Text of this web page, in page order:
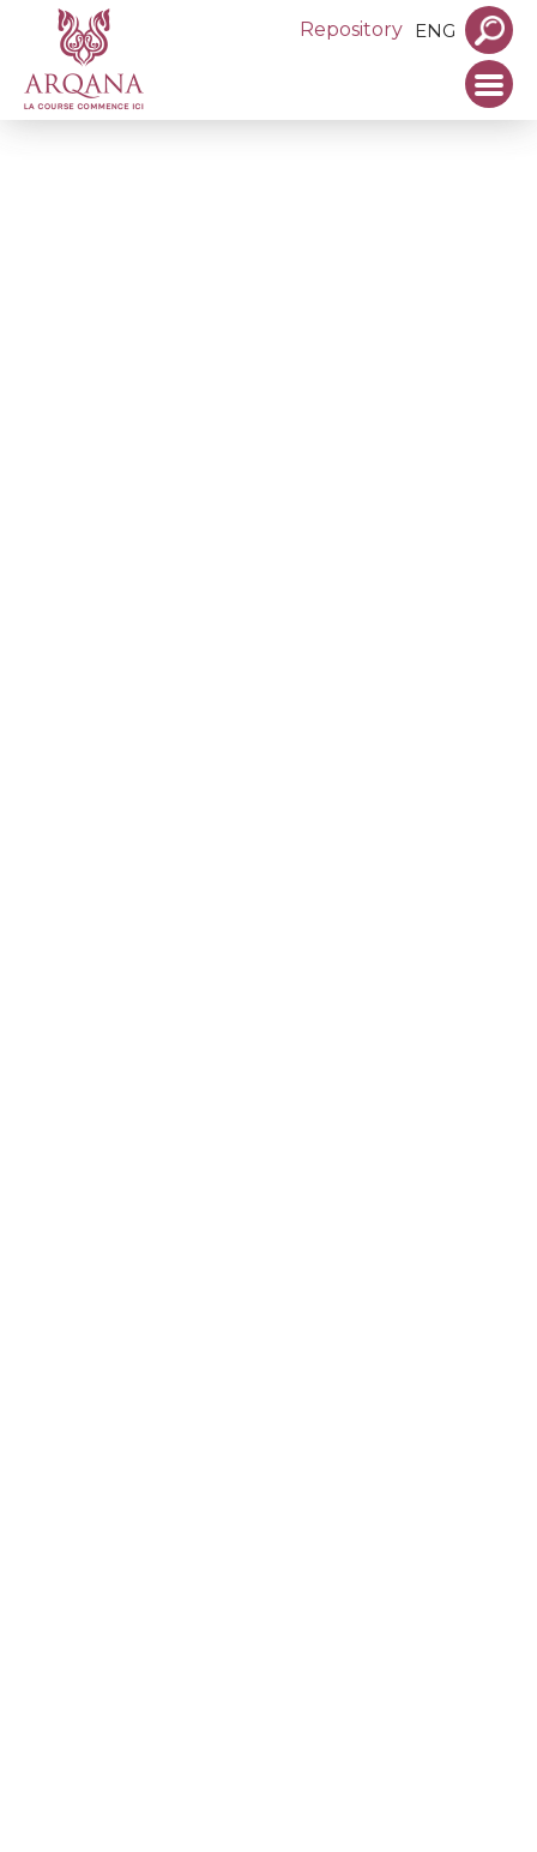
Repository ENG